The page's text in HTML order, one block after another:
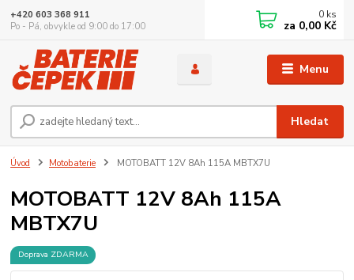
Menu
Hledat
+420 603 368 911
Po - Pá, obvykle od 9:00 do 17:00
0 ks
za 0,00 Kč
Úvod Motobaterie MOTOBATT 12V 8Ah 115A MBTX7U
MOTOBATT 12V 8Ah 115A
MBTX7U
Doprava ZDARMA